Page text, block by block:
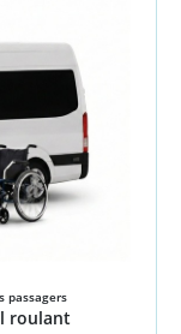
passagers
roulant